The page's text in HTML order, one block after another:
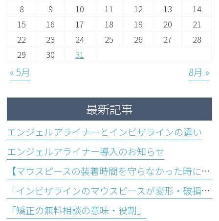
8
9 10 11 12 13
14
15
16 17 18 19 20
21
22
23 24 25 26 27
28
29
30 31
« 5月 8月 »
最新記事
エンジェルアライナーとインビザラインの違い
エンジェルアライナー導入のお知らせ
【マウスピースの装着時間を守らなかった時に起こり得るデメリットとは？】
「インビザラインのマウスピースが変形・破損する主な原因＆対処方法」
「矯正の無料相談の意味・役割」